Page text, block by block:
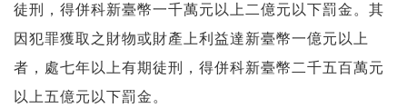
徒刑，得併科新臺幣一千萬元以上二億元以下罰金。其
因犯罪獲取之財物或財產上利益達新臺幣一億元以上
者，處七年以上有期徒刑，得併科新臺幣二千五百萬元
以上五億元以下罰金。